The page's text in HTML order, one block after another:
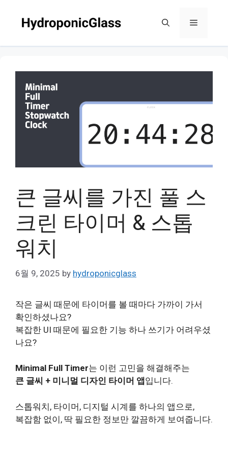
Menu
큰 글씨를 가진 풀 스
크린 타이머 & 스톱
워치
6월 9, 2025 by hydroponicglass
작은 글씨 때문에 타이머를 볼 때마다 가까이 가서
확인하셨나요?
복잡한 UI 때문에 필요한 기능 하나 쓰기가 어려우셨
나요?
Minimal Full Timer는 이런 고민을 해결해주는
큰 글씨 + 미니멀 디자인 타이머 앱 입니다.
스톱워치, 타이머, 디지털 시계를 하나의 앱으로,
복잡함 없이, 딱 필요한 정보만 깔끔하게 보여줍니다.